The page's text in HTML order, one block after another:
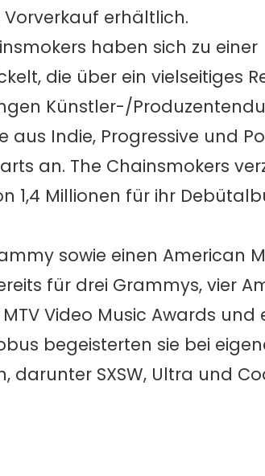
erhältlich.
haben sich zu einer
die über ein vielseitiges
Künstler-/
Indie, Progressive und
an. The Chainsmokers
1,4 Millionen für ihr
sowie einen American
für drei Grammys, vier
Video Music Awards und
begeisterten sie bei
darunter SXSW, Ultra und